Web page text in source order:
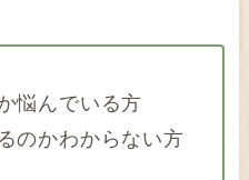
悩んでいる方
のかわからない方